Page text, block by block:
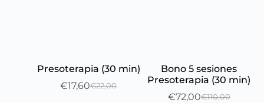
Presoterapia (30 min)
€22,00
€17,60
Bono 5 sesiones
Presoterapia (30 min)
€110,00
€72,00